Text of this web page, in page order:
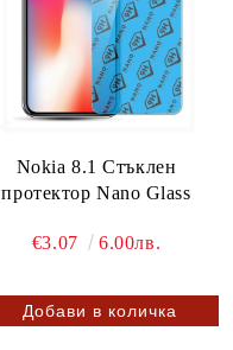
Nokia 8.1 Стъклен
протектор Nano Glass
€3.07 6.00лв.